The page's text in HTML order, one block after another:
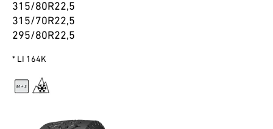
315/80R22,5
315/70R22,5
295/80R22,5
* LI 164K